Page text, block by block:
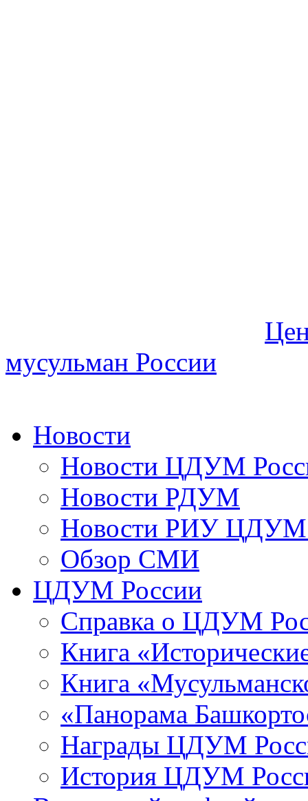
мусульман России
Новости
Новости ЦДУМ
Новости РДУМ
Новости РИУ ЦДУМ
Обзор СМИ
ЦДУМ России
Справка о ЦДУМ
Книга
Книга
«Панорама
Награды ЦДУМ
История ЦДУМ